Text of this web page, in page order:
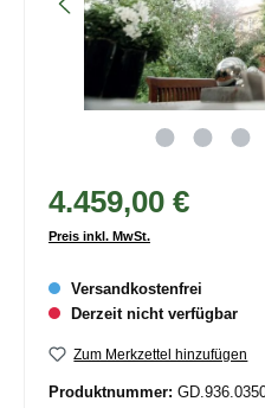
4.459,00 €
Preis inkl. MwSt.
Versandkostenfrei
Derzeit nicht verfügbar
Zum Merkzettel hinzufügen
Produktnummer: